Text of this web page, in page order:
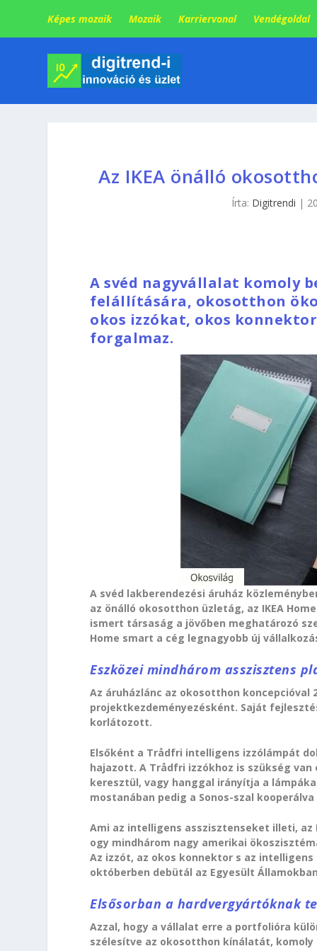
Képes mozaik Mozaik Karriervonal Vendégoldal
Az IKEA önálló
Írta: Digitrendi |
A svéd nagyvállalat komoly
felállítására, okosotthon
okos izzókat, okos
forgalmaz.
A svéd lakberendezési áruház
az önálló okosotthon üzletág, az IKEA
ismert társaság a jövőben meghatározó
Home smart a cég legnagyobb új
Eszközei mindhárom asszisztens
Az áruházlánc az okosotthon koncepcióval
projektkezdeményezésként. Saját
korlátozott.
Elsőként a Trådfri intelligens izzólámpát
hajazott. A Trådfri izzókhoz is szükség van
keresztül, vagy hanggal irányítja a
mostanában pedig a Sonos-szal
Ami az intelligens asszisztenseket illeti,
ogy mindhárom nagy amerikai
Az izzót, az okos konnektor s az
októberben debütál az Egyesült
Elsősorban a hardvergyártóknak
Azzal, hogy a vállalat erre a portfolióra
szélesítve az okosotthon kínálatát,